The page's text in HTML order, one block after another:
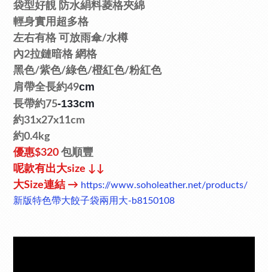
袋型好靚 防水絹料菱格夾綿
輕身實用 超多格
左右有格 可放雨傘/水樽
內2拉鏈暗格網格
黑色/紫色/綠色/橙紅色/粉紅色
肩帶全長約49cm
長帶約75-133cm
約31x27x11cm
約0.4kg
優惠$320 包順豐
呢款有出大size ↓↓
大Size連結 → https://www.soholeather.net/products/
新版特色帶大餃子袋兩用大-b8150108